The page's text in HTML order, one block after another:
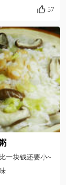
57
一块钱还要小~